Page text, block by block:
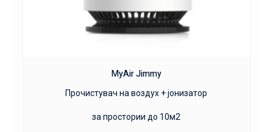
MyAir Jimmy
Прочистувач на воздух + јонизатор
за простории до 10м2